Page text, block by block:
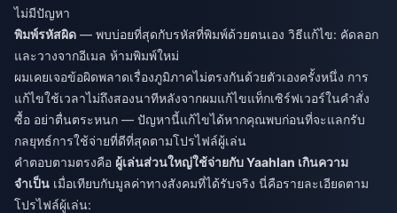
ไม่มีปัญหา
พิมพ์รหัสผิด — พบบ่อยที่สุดกับรหัสที่พิมพ์ด้วยตนเอง วิธีแก้ไข: คัดลอก
และวางจากอีเมล ห้ามพิมพ์ใหม่
ผมเคยเจอข้อผิดพลาดเรื่องภูมิภาคไม่ตรงกันด้วยตัวเองครั้งหนึ่ง การ
แก้ไขใช้เวลาไม่ถึงสองนาทีหลังจากผมแก้ไขแท็กเซิร์ฟเวอร์ในคำสั่ง
ซื้อ อย่าตื่นตระหนก — ปัญหานี้แก้ไขได้หากคุณพบก่อนที่จะแลกรับ
กลยุทธ์การใช้จ่ายที่ดีที่สุดตามโปรไฟล์ผู้เล่น
คำตอบตามตรงคือ ผู้เล่นส่วนใหญ่ใช้จ่ายกับ Yaahlan เกินความ
จำเป็น เมื่อเทียบกับมูลค่าทางสังคมที่ได้รับจริง นี่คือรายละเอียดตาม
โปรไฟล์ผู้เล่น: